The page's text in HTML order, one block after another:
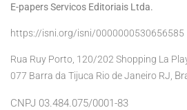
E-papers Servicos Editoriais Ltda.
https://isni.org/isni/0000000530656585
Rua Ruy Porto, 120/202 Shopping La
077 Barra da Tijuca Rio de Janeiro RJ,
CNPJ 03.484.075/0001-83